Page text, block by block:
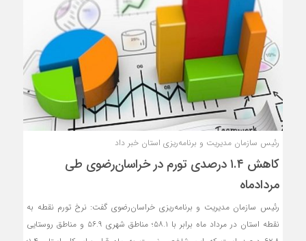
رئیس سازمان مدیریت و برنامه‌ریزی استان خبر داد
کاهش ۱.۴ درصدی تورم در خراسان‌رضوی طی
مردادماه
رئیس سازمان مدیریت و برنامه‌ریزی خراسان‌رضوی گفت: نرخ تورم نقطه به
نقطه استان در مرداد ماه برابر با ۵۸.۱؛ مناطق شهری ۵۶.۹ و مناطق روستایی